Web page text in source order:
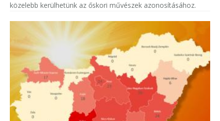
közelebb kerülhetünk az őskori művészek azonosításához.